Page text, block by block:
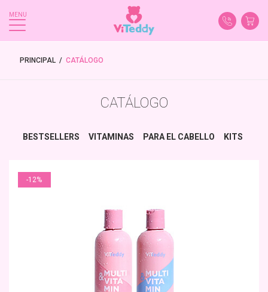
MENU
PRINCIPAL / CATÁLOGO
CATÁLOGO
BESTSELLERS VITAMINAS PARA EL CABELLO KITS
-12%